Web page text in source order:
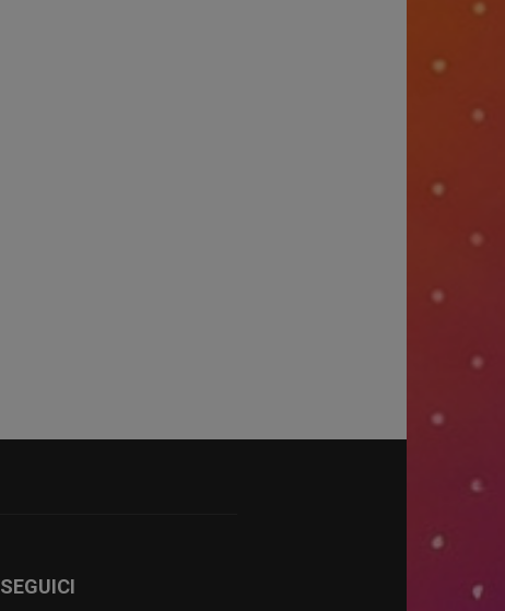
SEGUICI